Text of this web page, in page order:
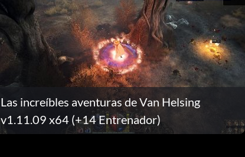
Las increíbles aventuras de Van Helsing
v1.11.09 x64 (+14 Entrenador)